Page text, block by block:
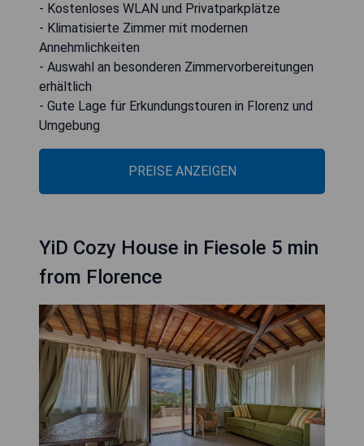
- Kostenloses WLAN und Privatparkplätze
- Klimatisierte Zimmer mit modernen
Annehmlichkeiten
- Auswahl an besonderen Zimmervorbereitungen
erhältlich
- Gute Lage für Erkundungstouren in Florenz und
Umgebung
PREISE ANZEIGEN
YiD Cozy House in Fiesole 5 min
from Florence